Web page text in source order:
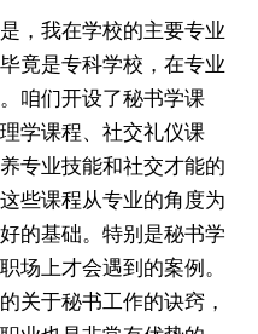
我在学校的主要专业
竟是专科学校，在专业
咱们开设了秘书学课
学课程、社交礼仪课
专业技能和社交才能的
些课程从专业的角度为
的基础。特别是秘书学
场上才会遇到的案例。
关于秘书工作的诀窍，